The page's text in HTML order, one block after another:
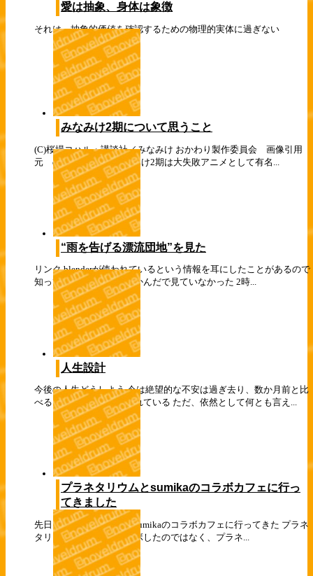
愛は抽象、身体は象徴
それは、抽象的価値を確認するための物理的実体に過ぎない
みなみけ2期について思うこと
(C)桜場コハル・講談社／みなみけ おかわり製作委員会 画像引用
元 dアニメストア みなみけ2期は大失敗アニメとして有名...
“雨を告げる漂流団地”を見た
リンク blenderが使われているという情報を耳にしたことがあるので
知ってはいたが、なんだかんだで見ていなかった 2時...
人生設計
今後の人生どうしよう 今は絶望的な不安は過ぎ去り、数か月前と比
べると穏やかな日々が流れている ただ、依然として何とも言え...
プラネタリウムとsumikaのコラボカフェに行っ
てきました
先日、プラネタリウムとsumikaのコラボカフェに行ってきた プラネ
タリウムとsumikaがコラボしたのではなく、プラネ...